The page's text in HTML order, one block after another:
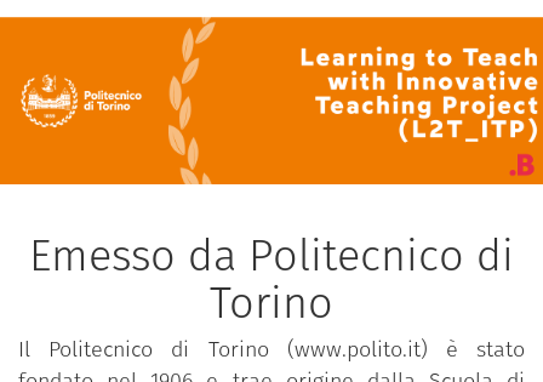
Emesso da Politecnico di
Torino
Il Politecnico di Torino (www.polito.it) è stato